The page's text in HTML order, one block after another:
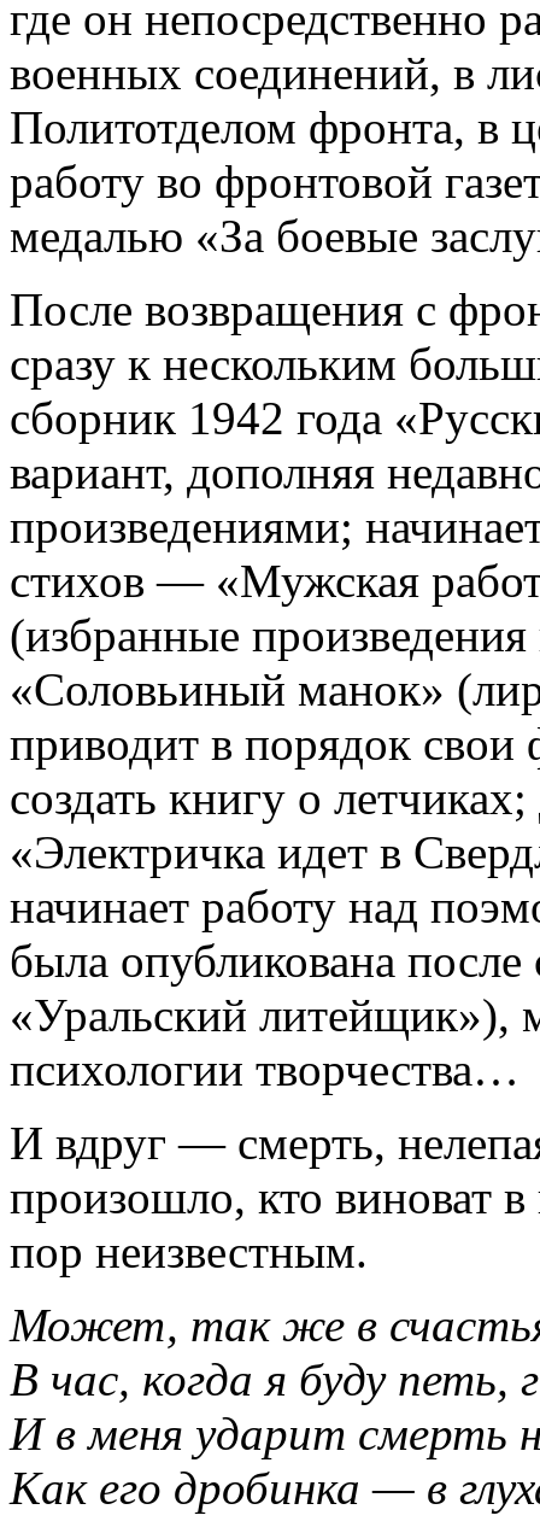
где он непосредственно
военных соединений, в
Политотделом фронта, в
работу во фронтовой
медалью «За боевые
После возвращения с
сразу к нескольким
сборник 1942 года
вариант, дополняя
произведениями;
стихов — «Мужская
(избранные
«Соловьиный манок»
приводит в порядок свои
создать книгу о
«Электричка идет в
начинает работу над
была опубликована
«Уральский литейщик»),
психологии творчества…
И вдруг — смерть,
произошло, кто виноват в
пор неизвестным.
Может, так же в
В час, когда я буду петь,
И в меня ударит смерть
Как его дробинка — в